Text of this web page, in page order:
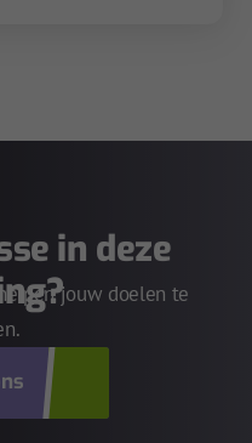
in deze
jouw doelen te